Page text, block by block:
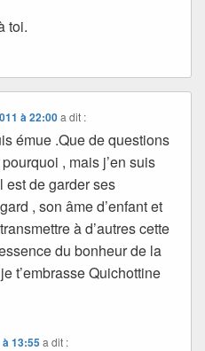
toi.
à 22:00 a dit :
émue .Que de questions
, mais j’en suis
est de garder ses
, son âme d’enfant et
à d’autres cette
du bonheur de la
t’embrasse Quichottine
13:55a dit :